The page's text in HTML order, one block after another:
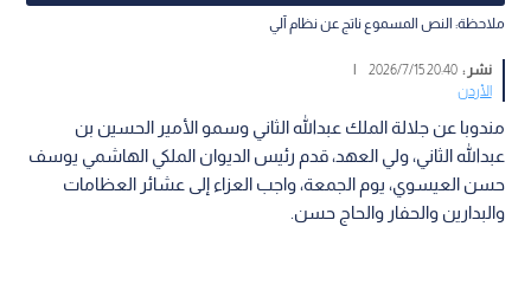
ملاحظة: النص المسموع ناتج عن نظام آلي
نشر :20:40 2026/7/15
|
الأردن
مندوبا عن جلالة الملك عبدالله الثاني وسمو الأمير الحسين بن
عبدالله الثاني، ولي العهد، قدم رئيس الديوان الملكي الهاشمي يوسف
حسن العيسوي، يوم الجمعة، واجب العزاء إلى عشائر العظامات
والبدارين والحفار والحاج حسن.